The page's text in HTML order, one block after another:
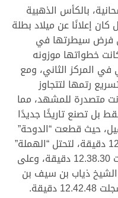
بالكأس الذهبية
إعلانًا عن ميلاد بطلة
فرض سيطرتها في
خطواتها موزونه
المركز الثاني، ومع
رتمها لتتجاوز
متصدرة للمشهد، مما
بل تصنع تاريخًا جديدًا
حيث قطعت “الدوحة”
رحلة الـ 8 كم في زمن قدره 12.33.69 دقيقة، لتحتل “الهملة”
ملك الشحانية، المركز الثاني بتوقيت 12.38.30 دقيقة، وعلى
الشيخ ذياب بن سيف بن